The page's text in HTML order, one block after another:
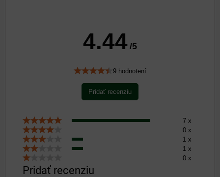
4.44 /5
9 hodnotení
Pridať recenziu
7 x
0 x
1 x
1 x
0 x
Pridať recenziu